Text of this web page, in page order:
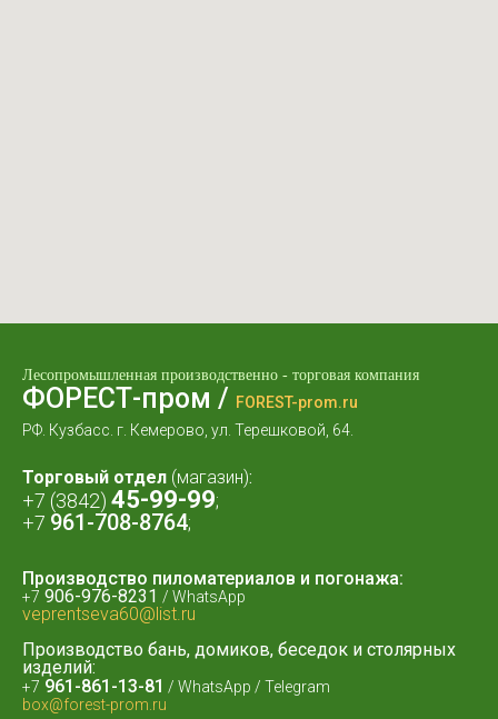
Лесопромышленная производственно - торговая компания
ФОРЕСТ-пром / FOREST-prom.ru
РФ. Кузбасс. г. Кемерово, ул. Терешковой, 64.
Торговый отдел (магазин):
+7 (3842) 45-99-99;
+7 961-708-8764;
Производство пиломатериалов и погонажа:
+7 906-976-8231 / WhatsApp
veprentseva60@list.ru
Производство бань, домиков, беседок и столярных
изделий:
+7 961-861-13-81 / WhatsApp / Telegram
box@forest-prom.ru